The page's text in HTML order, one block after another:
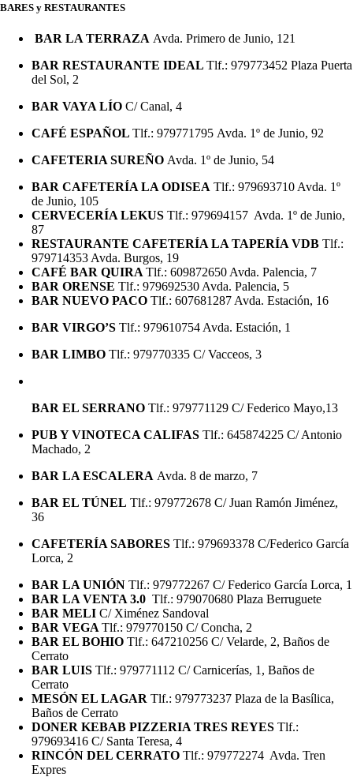
BARES y RESTAURANTES
BAR LA TERRAZA Avda. Primero de Junio, 121
BAR RESTAURANTE IDEAL Tlf.: 979773452 Plaza Puerta
del Sol, 2
BAR VAYA LÍO C/ Canal, 4
CAFÉ ESPAÑOL Tlf.: 979771795 Avda. 1º de Junio, 92
CAFETERIA SUREÑO Avda. 1º de Junio, 54
BAR CAFETERÍA LA ODISEA Tlf.: 979693710 Avda. 1º
de Junio, 105
CERVECERÍA LEKUS Tlf.: 979694157 Avda. 1º de Junio,
87
RESTAURANTE CAFETERÍA LA TAPERÍA VDB Tlf.:
979714353 Avda. Burgos, 19
CAFÉ BAR QUIRA Tlf.: 609872650 Avda. Palencia, 7
BAR ORENSE Tlf.: 979692530 Avda. Palencia, 5
BAR NUEVO PACO Tlf.: 607681287 Avda. Estación, 16
BAR VIRGO’S Tlf.: 979610754 Avda. Estación, 1
BAR LIMBO Tlf.: 979770335 C/ Vacceos, 3
BAR EL SERRANO Tlf.: 979771129 C/ Federico Mayo,13
PUB Y VINOTECA CALIFAS Tlf.: 645874225 C/ Antonio
Machado, 2
BAR LA ESCALERA Avda. 8 de marzo, 7
BAR EL TÚNEL Tlf.: 979772678 C/ Juan Ramón Jiménez,
36
CAFETERÍA SABORES Tlf.: 979693378 C/Federico García
Lorca, 2
BAR LA UNIÓN Tlf.: 979772267 C/ Federico García Lorca, 1
BAR LA VENTA 3.0 Tlf.: 979070680 Plaza Berruguete
BAR MELI C/ Ximénez Sandoval
BAR VEGA Tlf.: 979770150 C/ Concha, 2
BAR EL BOHIO Tlf.: 647210256 C/ Velarde, 2, Baños de
Cerrato
BAR LUIS Tlf.: 979771112 C/ Carnicerías, 1, Baños de
Cerrato
MESÓN EL LAGAR Tlf.: 979773237 Plaza de la Basílica,
Baños de Cerrato
DONER KEBAB PIZZERIA TRES REYES Tlf.:
979693416 C/ Santa Teresa, 4
RINCÓN DEL CERRATO Tlf.: 979772274 Avda. Tren
Expres